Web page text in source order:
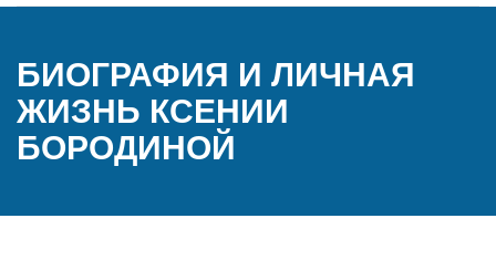
БИОГРАФИЯ И ЛИЧНАЯ
ЖИЗНЬ КСЕНИИ
БОРОДИНОЙ